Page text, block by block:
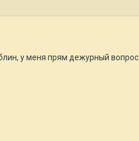
у меня прям дежурный вопрос